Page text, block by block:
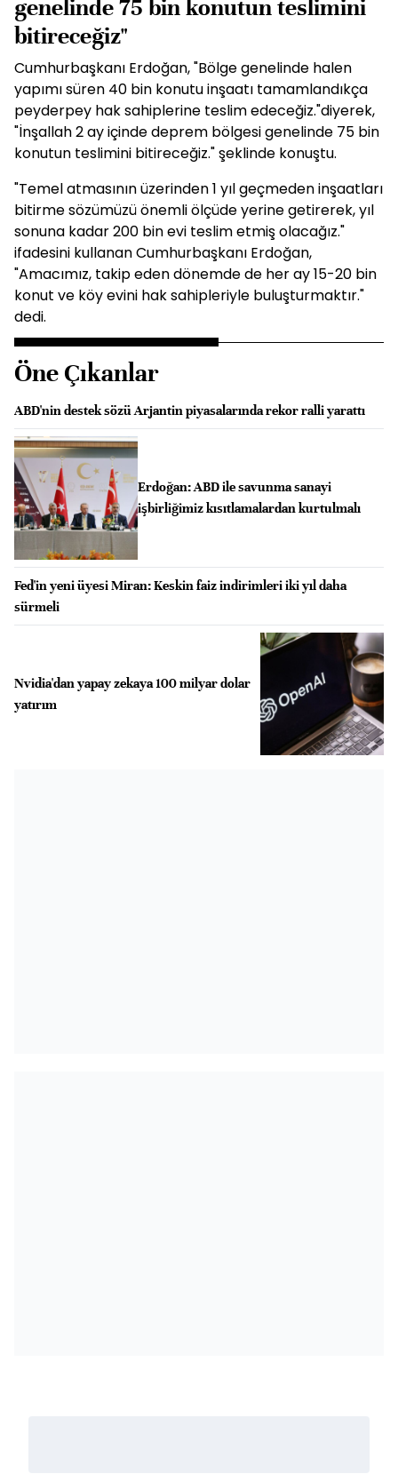
genelinde 75 bin konutun teslimini
bitireceğiz"
Cumhurbaşkanı Erdoğan, "Bölge genelinde halen
yapımı süren 40 bin konutu inşaatı tamamlandıkça
peyderpey hak sahiplerine teslim edeceğiz."diyerek,
"İnşallah 2 ay içinde deprem bölgesi genelinde 75 bin
konutun teslimini bitireceğiz." şeklinde konuştu.
"Temel atmasının üzerinden 1 yıl geçmeden inşaatları
bitirme sözümüzü önemli ölçüde yerine getirerek, yıl
sonuna kadar 200 bin evi teslim etmiş olacağız."
ifadesini kullanan Cumhurbaşkanı Erdoğan,
"Amacımız, takip eden dönemde de her ay 15-20 bin
konut ve köy evini hak sahipleriyle buluşturmaktır."
dedi.
Öne Çıkanlar
ABD'nin destek sözü Arjantin piyasalarında rekor ralli yarattı
Erdoğan: ABD ile savunma sanayi
işbirliğimiz kısıtlamalardan kurtulmalı
Fed'in yeni üyesi Miran: Keskin faiz indirimleri iki yıl daha
sürmeli
Nvidia'dan yapay zekaya 100 milyar dolar
yatırım